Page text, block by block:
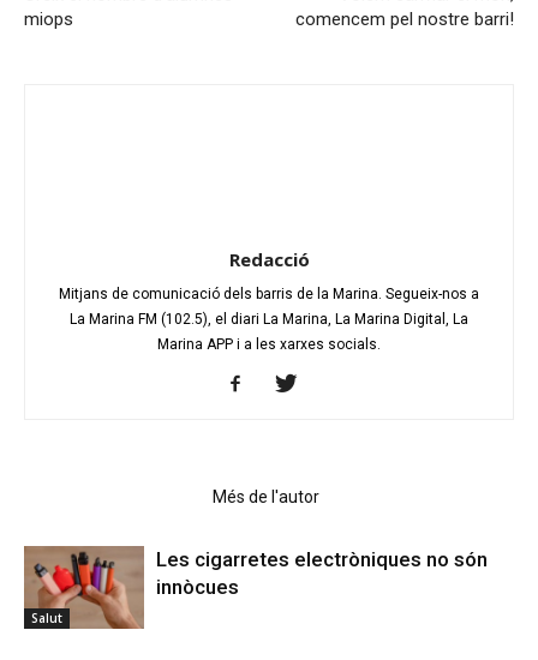
miops
comencem pel nostre barri!
Redacció
Mitjans de comunicació dels barris de la Marina. Segueix-nos a
La Marina FM (102.5), el diari La Marina, La Marina Digital, La
Marina APP i a les xarxes socials.
Més de l'autor
Salut
Les cigarretes electròniques no són
innòcues